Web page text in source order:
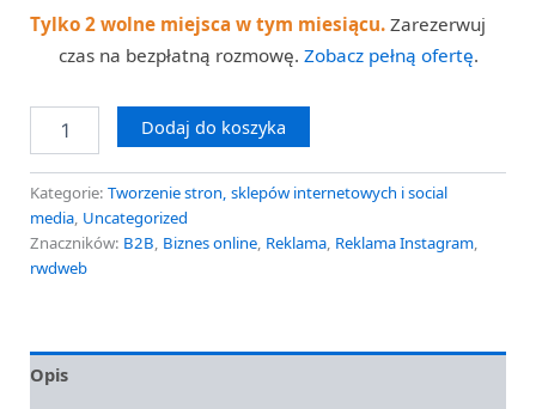
Tylko 2 wolne miejsca w tym miesiącu. Zarezerwuj
czas na bezpłatną rozmowę. Zobacz pełną ofertę.
Dodaj do koszyka
Kategorie: Tworzenie stron, sklepów internetowych i social
media, Uncategorized
Znaczników: B2B, Biznes online, Reklama, Reklama Instagram,
rwdweb
Opis